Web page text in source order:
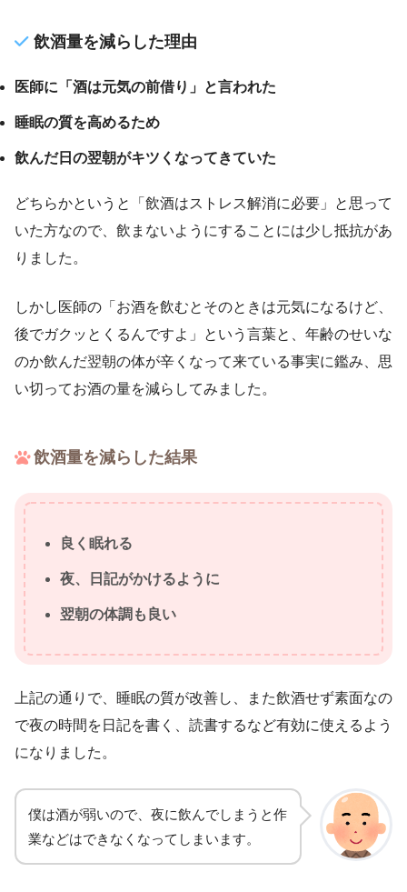
飲酒量を減らした理由
医師に「酒は元気の前借り」と言われた
睡眠の質を高めるため
飲んだ日の翌朝がキツくなってきていた
どちらかというと「飲酒はストレス解消に必要」と思って
いた方なので、飲まないようにすることには少し抵抗があ
りました。
しかし医師の「お酒を飲むとそのときは元気になるけど、
後でガクッとくるんですよ」という言葉と、年齢のせいな
のか飲んだ翌朝の体が辛くなって来ている事実に鑑み、思
い切ってお酒の量を減らしてみました。
飲酒量を減らした結果
良く眠れる
夜、日記がかけるように
翌朝の体調も良い
上記の通りで、睡眠の質が改善し、また飲酒せず素面なの
で夜の時間を日記を書く、読書するなど有効に使えるよう
になりました。
僕は酒が弱いので、夜に飲んでしまうと作
業などはできなくなってしまいます。